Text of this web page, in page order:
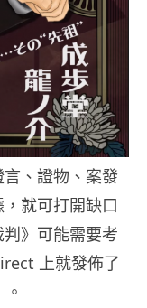
、證物、案發
就可打開缺口
》可能需要考
上就發佈了